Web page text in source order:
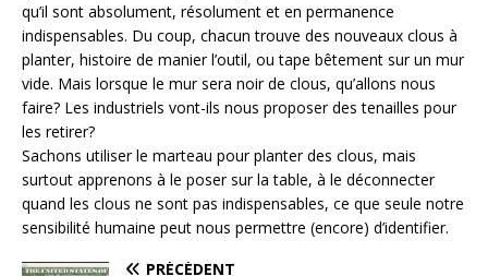
qu’il sont absolument, résolument et en permanence
indispensables. Du coup, chacun trouve des nouveaux clous à
planter, histoire de manier l’outil, ou tape bêtement sur un mur
vide. Mais lorsque le mur sera noir de clous, qu’allons nous
faire? Les industriels vont-ils nous proposer des tenailles pour
les retirer?
Sachons utiliser le marteau pour planter des clous, mais
surtout apprenons à le poser sur la table, à le déconnecter
quand les clous ne sont pas indispensables, ce que seule notre
sensibilité humaine peut nous permettre (encore) d’identifier.
PRÉCÉDENT